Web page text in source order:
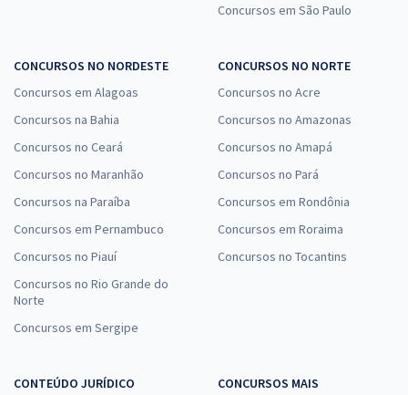
Concursos em São Paulo
CONCURSOS NO NORDESTE
Concursos em Alagoas
Concursos na Bahia
Concursos no Ceará
Concursos no Maranhão
Concursos na Paraíba
Concursos em Pernambuco
Concursos no Piauí
Concursos no Rio Grande do
Norte
Concursos em Sergipe
CONCURSOS NO NORTE
Concursos no Acre
Concursos no Amazonas
Concursos no Amapá
Concursos no Pará
Concursos em Rondônia
Concursos em Roraima
Concursos no Tocantins
CONTEÚDO JURÍDICO
CONCURSOS MAIS